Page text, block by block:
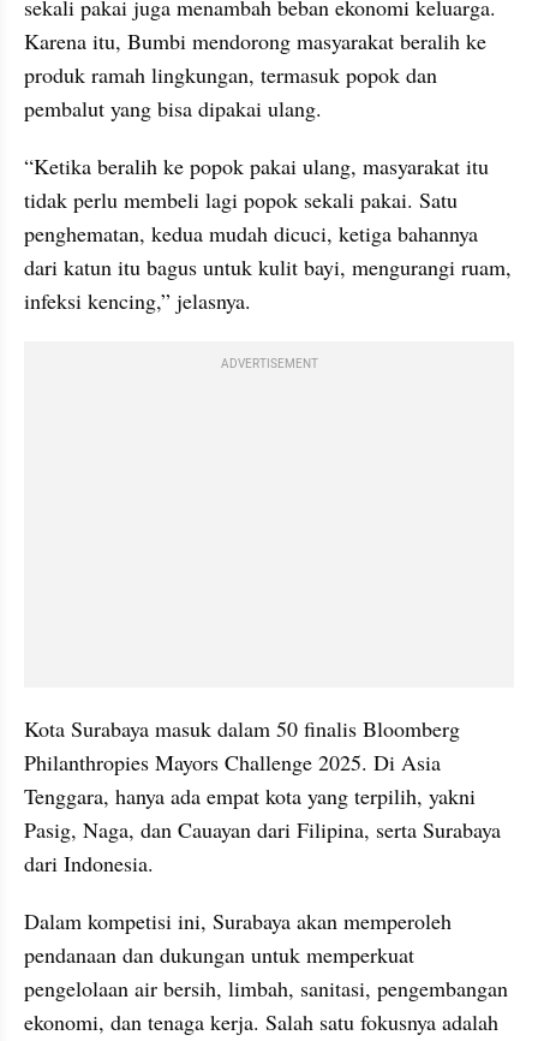
sekali pakai juga menambah beban ekonomi keluarga.
Karena itu, Bumbi mendorong masyarakat beralih ke
produk ramah lingkungan, termasuk popok dan
pembalut yang bisa dipakai ulang.
“Ketika beralih ke popok pakai ulang, masyarakat itu
tidak perlu membeli lagi popok sekali pakai. Satu
penghematan, kedua mudah dicuci, ketiga bahannya
dari katun itu bagus untuk kulit bayi, mengurangi ruam,
infeksi kencing,” jelasnya.
ADVERTISEMENT
Kota Surabaya masuk dalam 50 finalis Bloomberg
Philanthropies Mayors Challenge 2025. Di Asia
Tenggara, hanya ada empat kota yang terpilih, yakni
Pasig, Naga, dan Cauayan dari Filipina, serta Surabaya
dari Indonesia.
Dalam kompetisi ini, Surabaya akan memperoleh
pendanaan dan dukungan untuk memperkuat
pengelolaan air bersih, limbah, sanitasi, pengembangan
ekonomi, dan tenaga kerja. Salah satu fokusnya adalah